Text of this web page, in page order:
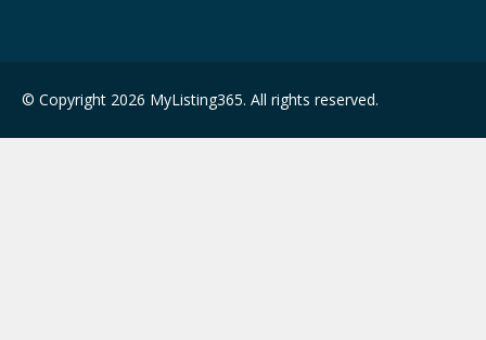
© Copyright 2026 MyListing365. All rights reserved.